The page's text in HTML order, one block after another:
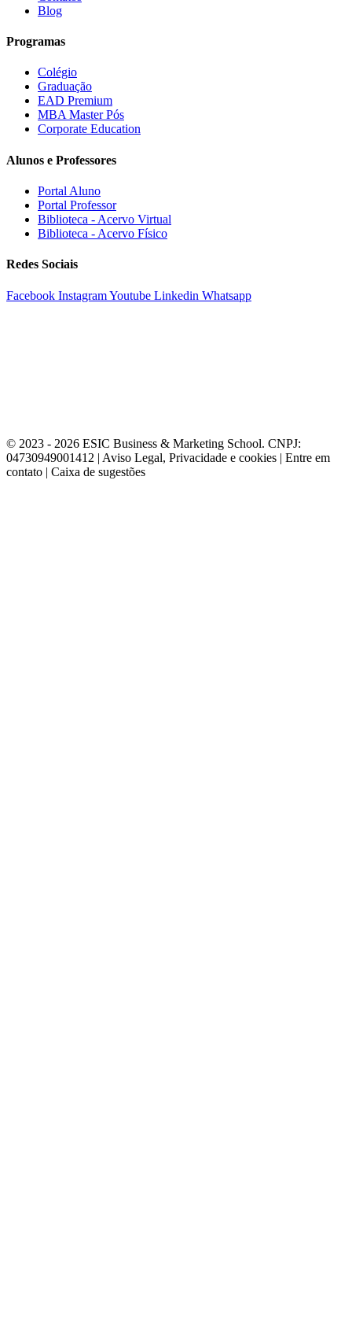
Blog
Programas
Colégio
Graduação
EAD Premium
MBA Master Pós
Corporate Education
Alunos e Professores
Portal Aluno
Portal Professor
Biblioteca - Acervo Virtual
Biblioteca - Acervo Físico
Redes Sociais
Facebook InstagramYoutube Linkedin Whatsapp
© 2023 - 2026 ESIC Business & Marketing School. CNPJ:
04730949001412 | Aviso Legal, Privacidade e cookies | Entre em
contato | Caixa de sugestões